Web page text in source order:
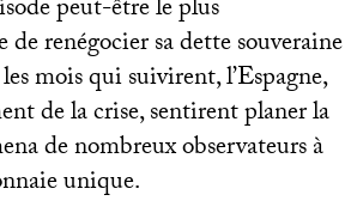
peut-être le plus
de renégocier sa dette souveraine
mois qui suivirent, l’Espagne,
de la crise, sentirent planer la
de nombreux observateurs à
unique.